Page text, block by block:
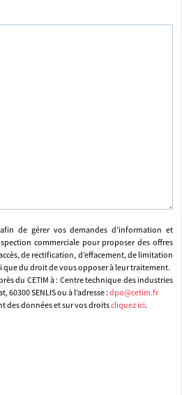
de gérer vos demandes d’information et
commerciale pour proposer des offres
de rectification, d’effacement, de limitation
que du droit de vous opposer à leur traitement.
du CETIM à : Centre technique des industries
60300 SENLIS ou à l’adresse : dpo@cetim.fr
des données et sur vos droitscliquez ici.